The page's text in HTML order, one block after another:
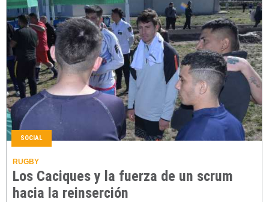
SOCIAL
RUGBY
Los Caciques y la fuerza de un scrum
hacia la reinserción